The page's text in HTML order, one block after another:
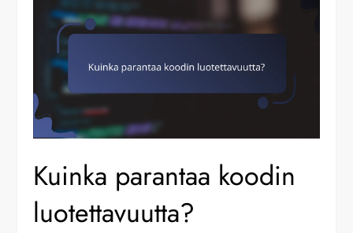
Kuinka parantaa koodin
luotettavuutta?